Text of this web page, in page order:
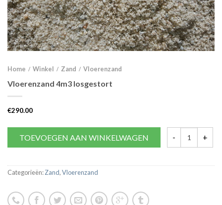
Home / Winkel / Zand / Vloerenzand
Vloerenzand 4m3 losgestort
€290.00
TOEVOEGEN AAN WINKELWAGEN
Categorieën:Zand,Vloerenzand